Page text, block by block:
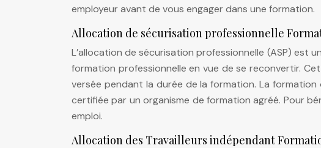
employeur avant de vous engager dans une formation.
Allocation de sécurisation professionnelle
L’allocation de sécurisation professionnelle (ASP) est
formation professionnelle en vue de se reconvertir.
versée pendant la durée de la formation. La
certifiée par un organisme de formation agréé. Pour
emploi.
Allocation des Travailleurs indépendant